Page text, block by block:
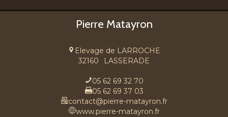
Pierre Matayron
Elevage de LARROCHE
32160
LASSERADE
05 62 69 32 70
05 62 69 37 03
contact@pierre-matayron.fr
www.pierre-matayron.fr